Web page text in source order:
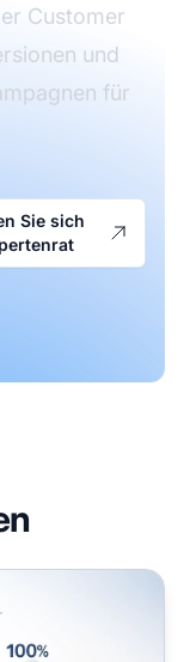
Customer
und
für
Sie sich
antreibt: Ein